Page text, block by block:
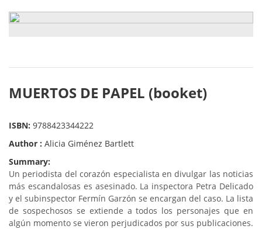
MUERTOS DE PAPEL (booket)
ISBN: 9788423344222
Author : Alicia Giménez Bartlett
Summary:
Un periodista del corazón especialista en divulgar las noticias
más escandalosas es asesinado. La inspectora Petra Delicado
y el subinspector Fermín Garzón se encargan del caso. La lista
de sospechosos se extiende a todos los personajes que en
algún momento se vieron perjudicados por sus publicaciones.